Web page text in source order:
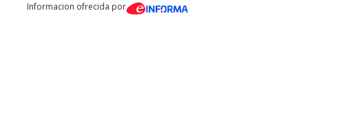
Informacion ofrecida por